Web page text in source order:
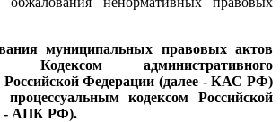
муниципальных правовых актов
Кодексом административного
Российской Федерации (далее - КАС РФ)
кодексом Российской
- АПК РФ).